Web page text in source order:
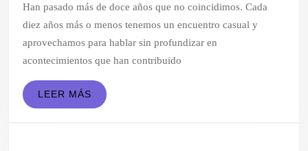
2012
Han pasado más de doce años que no coincidimos. Cada
diez años más o menos tenemos un encuentro casual y
aprovechamos para hablar sin profundizar en
acontecimientos que han contribuido
LEER MÁS LEER
MÁS